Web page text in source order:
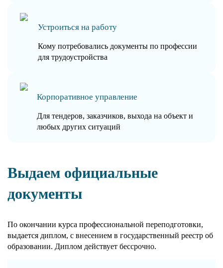
Устроиться на работу
Кому потребовались документы по профессии
для трудоустройства
Корпоративное управление
Для тендеров, заказчиков, выхода на объект и
любых других ситуаций
Выдаем официальные
документы
По окончании курса профессиональной переподготовки,
выдается диплом, с внесением в государственный реестр об
образовании. Диплом действует бессрочно.